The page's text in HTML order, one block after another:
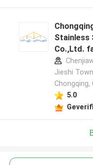
Stainless
Co.,Ltd.
Jieshi
Chongqing,
5.0